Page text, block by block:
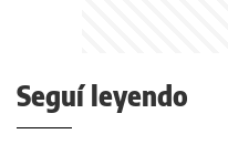
Seguí leyendo